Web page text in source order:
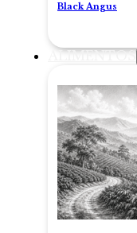
Black Angus
ALIMENTOS